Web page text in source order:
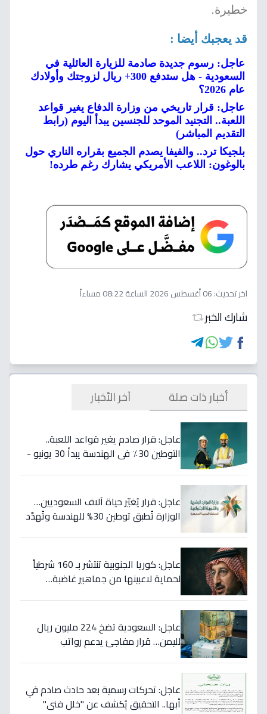
خطيرة.
قد يعجبك أيضا :
عاجل: رسوم جديدة صادمة للزيارة العائلية في
السعودية - هل ستدفع 300+ ريال لزوجتك وأولادك
عام 2026؟
عاجل: قرار تاريخي من وزارة الدفاع يغير قواعد
اللعبة.. التجنيد الموحد للجنسين يبدأ اليوم (رابط
التقديم المباشر)
بلجيكا ترد.. والفيفا يصدم الجميع بقراره الناري حول
بالوغون: اللاعب الأمريكي يشارك رغم طرده!
اخر تحديث:06 أغسطس 2026 الساعة 08:22 مساءاً
شارك الخبر
أخبار ذات صلة آخر الأخبار
عاجل: قرار صادم يغير قواعد اللعبة..
التوطين 30٪ في الهندسة يبدأ 30 يونيو -
عاجل: قرار يُغيّر حياة آلاف السعوديين…
الوزارة تُطبق توطين 30% للهندسة وتُهدّد
عاجل: كوريا الجنوبية تنتشر بـ 160 شرطياً
لحماية لاعبينها من جماهير غاضبة…
عاجل: السعودية تضخ 224 مليون ريال
لليمن… قرار مفاجئ يدعم رواتب
عاجل: تحركات رسمية بعد حادث صادم في
أبها.. التحقيق يُكشف عن "خلل فني"